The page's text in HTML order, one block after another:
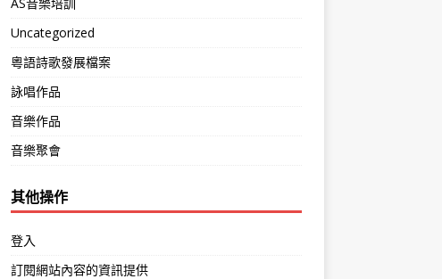
Uncategorized
粵語詩歌發展檔案
詠唱作品
音樂作品
音樂聚會
其他操作
登入
訂閱網站內容的資訊提供